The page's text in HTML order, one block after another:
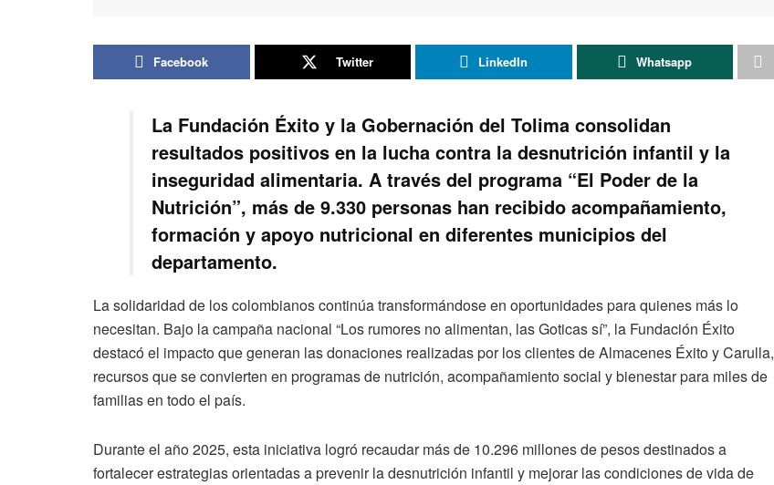
Facebook Twitter LinkedIn Whatsapp
La Fundación Éxito y la Gobernación del Tolima consolidan
resultados positivos en la lucha contra la desnutrición infantil y la
inseguridad alimentaria. A través del programa “El Poder de la
Nutrición”, más de 9.330 personas han recibido acompañamiento,
formación y apoyo nutricional en diferentes municipios del
departamento.
La solidaridad de los colombianos continúa transformándose en oportunidades para quienes más lo
necesitan. Bajo la campaña nacional “Los rumores no alimentan, las Goticas sí”, la Fundación Éxito
destacó el impacto que generan las donaciones realizadas por los clientes de Almacenes Éxito y Carulla,
recursos que se convierten en programas de nutrición, acompañamiento social y bienestar para miles de
familias en todo el país.
Durante el año 2025, esta iniciativa logró recaudar más de 10.296 millones de pesos destinados a
fortalecer estrategias orientadas a prevenir la desnutrición infantil y mejorar las condiciones de vida de